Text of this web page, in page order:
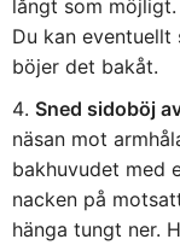
långt som
Du kan eventuellt
böjer det bakåt.
Sned sidoböj
näsan mot
bakhuvudet med
nacken på
hänga tungt ner.